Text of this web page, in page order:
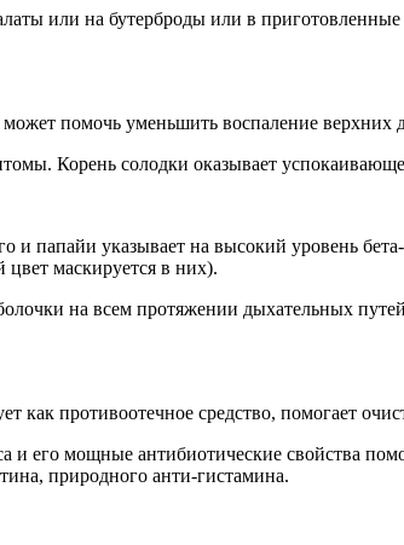
или на бутерброды или в
помочь уменьшить воспаление верхних
Корень солодки оказывает
и папайи указывает на высокий уровень
маскируется в них).
на всем протяжении дыхательных
как противоотечное средство, помогает
и его мощные антибиотические свойства
природного анти-гистамина.